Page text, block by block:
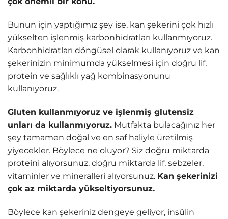
Bunun için yaptığımız şey ise, kan şekerini çok hızlı
yükselten işlenmiş karbonhidratları kullanmıyoruz.
Karbonhidratları döngüsel olarak kullanıyoruz ve kan
şekerinizin minimumda yükselmesi için doğru lif,
protein ve sağlıklı yağ kombinasyonunu
kullanıyoruz.
Gluten kullanmıyoruz ve işlenmiş glutensiz
unları da kullanmıyoruz. Mutfakta bulacağınız her
şey tamamen doğal ve en saf haliyle üretilmiş
yiyecekler. Böylece ne oluyor? Siz doğru miktarda
proteini alıyorsunuz, doğru miktarda lif, sebzeler,
vitaminler ve mineralleri alıyorsunuz. Kan şekerinizi
çok az miktarda yükseltiyorsunuz.
Böylece kan şekeriniz dengeye geliyor, insülin